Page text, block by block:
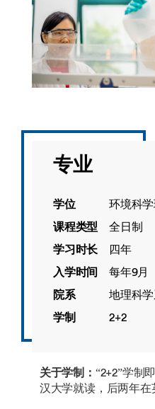
专业
学位
环境科
课程类型
全日制
学习时长
四年
入学时间
每年9月
院系
地理科
学制
2+2
关于学制： “2+2”学制
汉大学就读，后两年在